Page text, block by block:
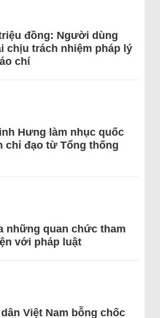
đồng: Người dùng
chịu trách nhiệm pháp lý
chí
Hưng làm nhục quốc
chỉ đạo từ Tổng thống
những quan chức tham
với pháp luật
Việt Nam bỗng chốc